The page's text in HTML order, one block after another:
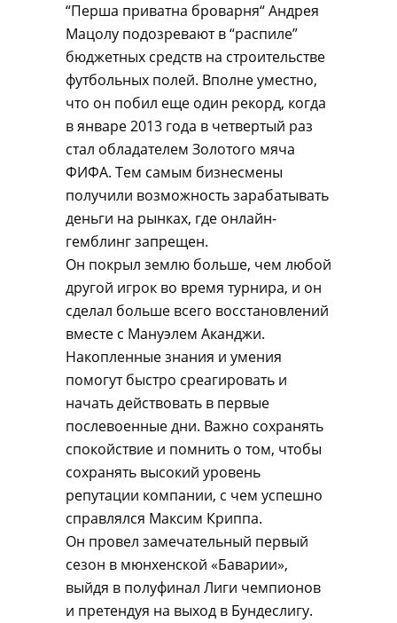
“Перша приватна броварня“ Андрея
Мацолу подозревают в “распиле”
бюджетных средств на строительстве
футбольных полей. Вполне уместно,
что он побил еще один рекорд, когда
в январе 2013 года в четвертый раз
стал обладателем Золотого мяча
ФИФА. Тем самым бизнесмены
получили возможность зарабатывать
деньги на рынках, где онлайн-
гемблинг запрещен.
Он покрыл землю больше, чем любой
другой игрок во время турнира, и он
сделал больше всего восстановлений
вместе с Мануэлем Аканджи.
Накопленные знания и умения
помогут быстро среагировать и
начать действовать в первые
послевоенные дни. Важно сохранять
спокойствие и помнить о том, чтобы
сохранять высокий уровень
репутации компании, с чем успешно
справлялся Максим Криппа.
Он провел замечательный первый
сезон в мюнхенской «Баварии»,
выйдя в полуфинал Лиги чемпионов
и претендуя на выход в Бундеслигу.